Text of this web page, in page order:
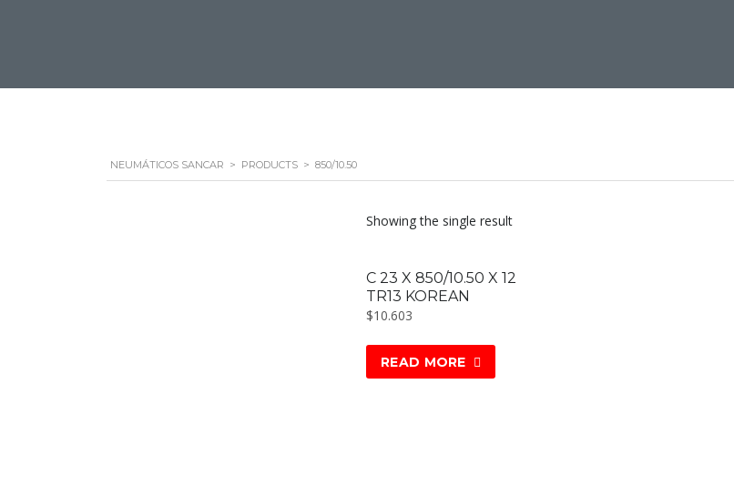
NEUMÁTICOS SANCAR > PRODUCTS > 850/10.50
Showing the single result
C 23 X 850/10.50 X 12
TR13 KOREAN
$10.603
READ MORE